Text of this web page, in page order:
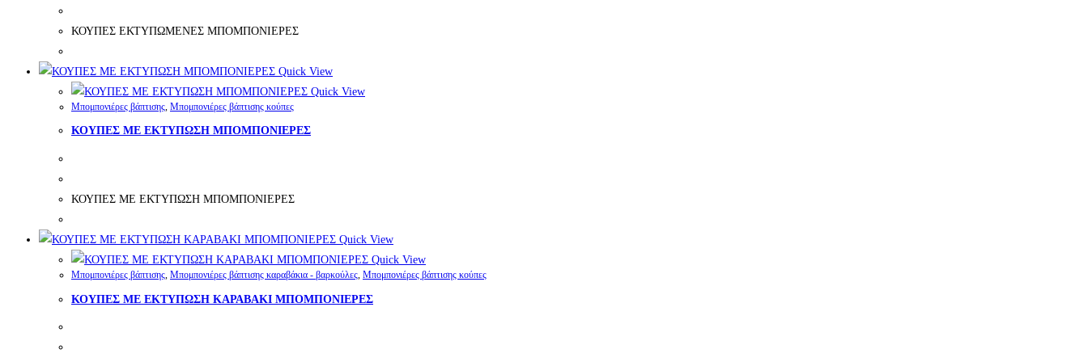
ΚΟΥΠΕΣ ΕΚΤΥΠΩΜΕΝΕΣ ΜΠΟΜΠΟΝΙΕΡΕΣ
Quick View
Quick View
Μπομπονιέρες βάπτισης, Μπομπονιέρες βάπτισης κούπες
ΚΟΥΠΕΣ ΜΕ ΕΚΤΥΠΩΣΗ ΜΠΟΜΠΟΝΙΕΡΕΣ
ΚΟΥΠΕΣ ΜΕ ΕΚΤΥΠΩΣΗ ΜΠΟΜΠΟΝΙΕΡΕΣ
Quick View
Quick View
Μπομπονιέρες βάπτισης, Μπομπονιέρες βάπτισης καραβάκια - βαρκούλες, Μπομπονιέρες βάπτισης κούπες
ΚΟΥΠΕΣ ΜΕ ΕΚΤΥΠΩΣΗ ΚΑΡΑΒΑΚΙ ΜΠΟΜΠΟΝΙΕΡΕΣ